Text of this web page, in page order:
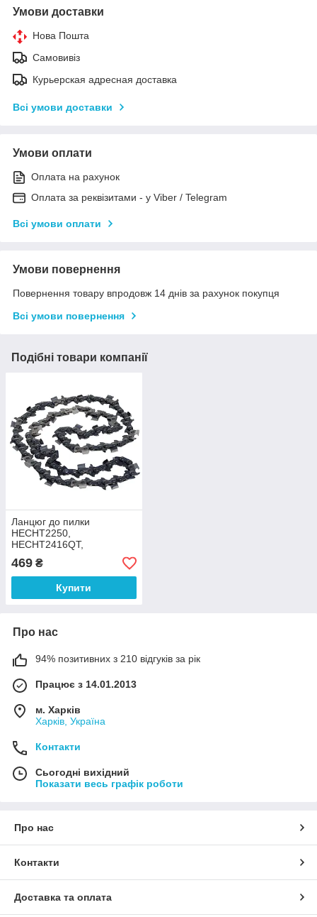
Умови доставки
Нова Пошта
Самовивіз
Курьерская адресная доставка
Всі умови доставки
Умови оплати
Оплата на рахунок
Оплата за реквізитами - у Viber / Telegram
Всі умови оплати
Умови повернення
Повернення товару впродовж 14 днів за рахунок покупця
Всі умови повернення
Подібні товари компанії
Ланцюг до пилки
НECHT2250,
HECHT2416QT,
HECHT2439(33E57E) µ§¦
469 ₴
Купити
Про нас
94% позитивних з 210 відгуків за рік
Працює з 14.01.2013
м. Харків
Харків, Україна
Контакти
Сьогодні вихідний
Показати весь графік роботи
Про нас
Контакти
Доставка та оплата